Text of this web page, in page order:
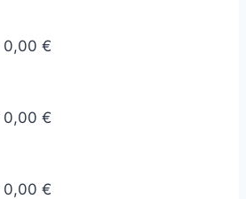
0,00 €
0,00 €
0,00 €